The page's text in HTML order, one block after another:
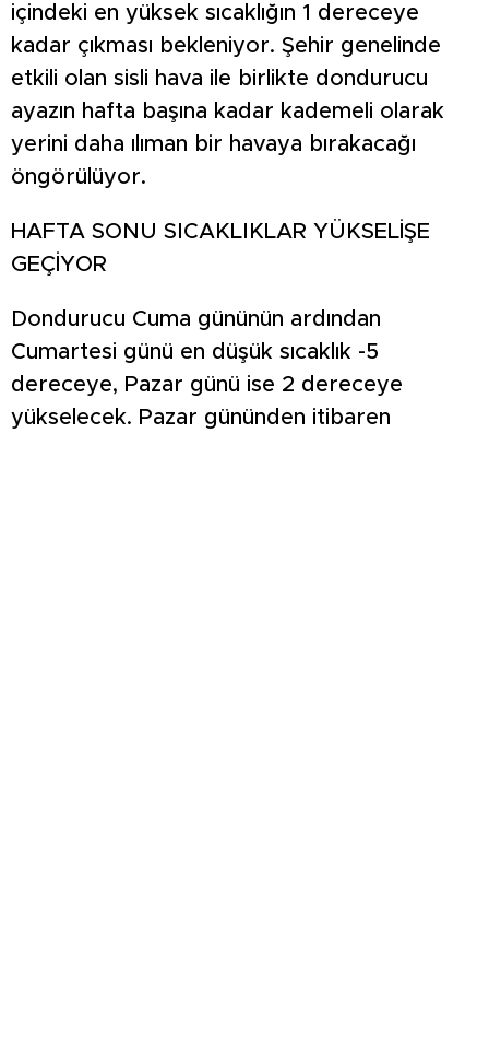
içindeki en yüksek sıcaklığın 1 dereceye
kadar çıkması bekleniyor. Şehir genelinde
etkili olan sisli hava ile birlikte dondurucu
ayazın hafta başına kadar kademeli olarak
yerini daha ılıman bir havaya bırakacağı
öngörülüyor.
HAFTA SONU SICAKLIKLAR YÜKSELİŞE
GEÇİYOR
Dondurucu Cuma gününün ardından
Cumartesi günü en düşük sıcaklık -5
dereceye, Pazar günü ise 2 dereceye
yükselecek. Pazar gününden itibaren